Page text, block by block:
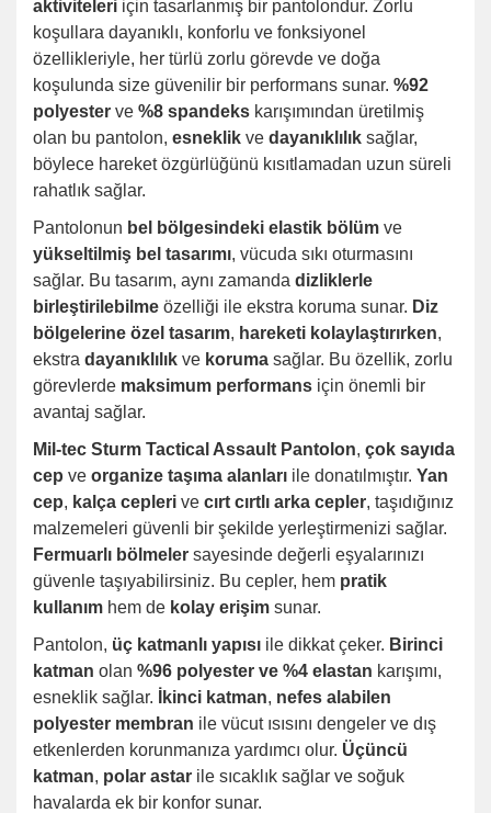
aktiviteleri için tasarlanmış bir pantolondur. Zorlu
koşullara dayanıklı, konforlu ve fonksiyonel
özellikleriyle, her türlü zorlu görevde ve doğa
koşulunda size güvenilir bir performans sunar. %92
polyester ve %8 spandeks karışımından üretilmiş
olan bu pantolon, esneklik ve dayanıklılık sağlar,
böylece hareket özgürlüğünü kısıtlamadan uzun süreli
rahatlık sağlar.
Pantolonun bel bölgesindeki elastik bölüm ve
yükseltilmiş bel tasarımı, vücuda sıkı oturmasını
sağlar. Bu tasarım, aynı zamanda dizliklerle
birleştirilebilme özelliği ile ekstra koruma sunar. Diz
bölgelerine özel tasarım, hareketi kolaylaştırırken,
ekstra dayanıklılık ve koruma sağlar. Bu özellik, zorlu
görevlerde maksimum performans için önemli bir
avantaj sağlar.
Mil-tec Sturm Tactical Assault Pantolon, çok sayıda
cep ve organize taşıma alanları ile donatılmıştır. Yan
cep, kalça cepleri ve cırt cırtlı arka cepler, taşıdığınız
malzemeleri güvenli bir şekilde yerleştirmenizi sağlar.
Fermuarlı bölmeler sayesinde değerli eşyalarınızı
güvenle taşıyabilirsiniz. Bu cepler, hem pratik
kullanım hem de kolay erişim sunar.
Pantolon, üç katmanlı yapısı ile dikkat çeker. Birinci
katman olan %96 polyester ve %4 elastan karışımı,
esneklik sağlar.
İkinci katman, nefes alabilen
polyester membran ile vücut ısısını dengeler ve dış
etkenlerden korunmanıza yardımcı olur. Üçüncü
katman, polar astar ile sıcaklık sağlar ve soğuk
havalarda ek bir konfor sunar.